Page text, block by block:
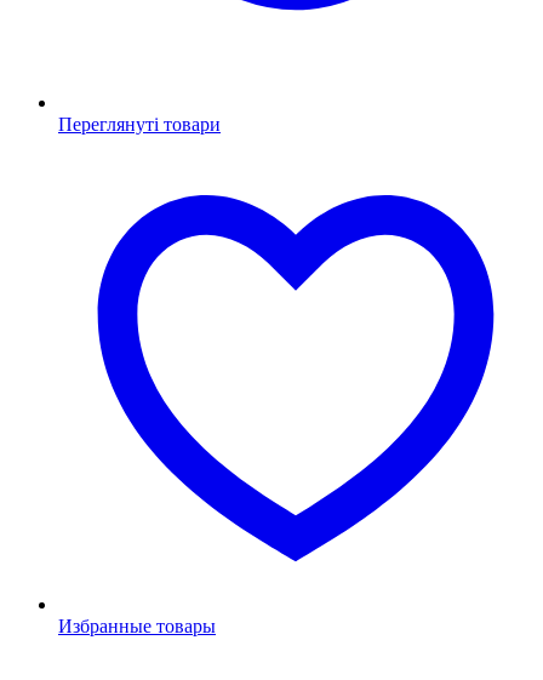
Переглянуті товари
Избранные товары